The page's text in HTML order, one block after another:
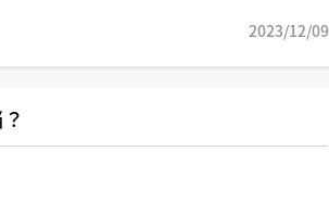
2023/12/09